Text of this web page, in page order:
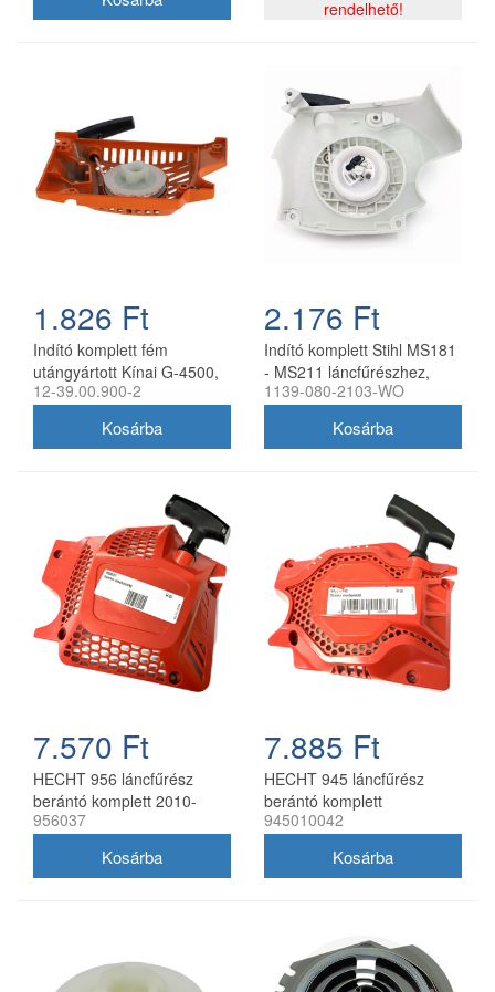
rendelhető!
1.826 Ft
Indító komplett fém
utángyártott Kínai G-4500,
G-5200 láncfűrészhez
12-39.00.900-2
2.176 Ft
Indító komplett Stihl MS181
- MS211 láncfűrészhez,
utángyártott
1139-080-2103-WO
7.570 Ft
HECHT 956 láncfűrész
berántó komplett 2010-
2021 956037
956037
7.885 Ft
HECHT 945 láncfűrész
berántó komplett
945010042
945010042